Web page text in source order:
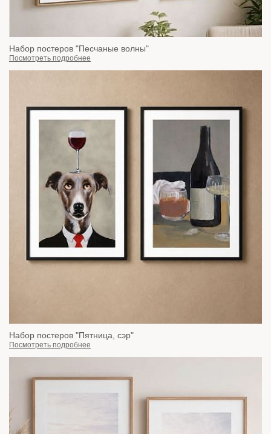
Набор постеров "Песчаные волны"
Посмотреть подробнее
Набор постеров "Пятница, сэр"
Посмотреть подробнее